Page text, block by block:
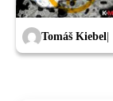
Tomáš Kiebel